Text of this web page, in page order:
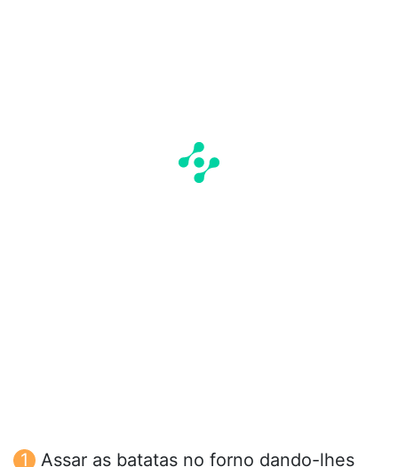
Assar as batatas no forno dando-lhes